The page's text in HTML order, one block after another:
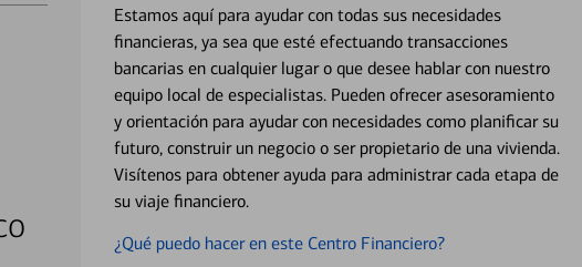
Estamos aquí para ayudar con todas sus necesidades
financieras, ya sea que esté efectuando transacciones
bancarias en cualquier lugar o que desee hablar con nuestro
equipo local de especialistas. Pueden ofrecer asesoramiento
y orientación para ayudar con necesidades como planificar su
futuro, construir un negocio o ser propietario de una vivienda.
Visítenos para obtener ayuda para administrar cada etapa de
su viaje financiero.
¿Qué puedo hacer en este Centro Financiero?